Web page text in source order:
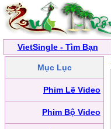
VietSingle - Tìm Bạn
Mục Lục
Phim Lẽ Video
Phim Bộ Video